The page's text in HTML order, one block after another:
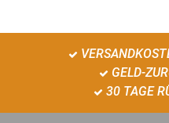
GELD-
30 TAGE